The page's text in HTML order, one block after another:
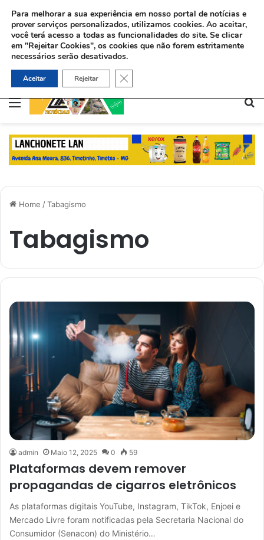
Menu
Home /Tabagismo
Tabagismo
admin Maio 12, 2025 0 59
Plataformas devem remover
propagandas de cigarros eletrônicos
As plataformas digitais YouTube, Instagram, TikTok, Enjoei e
Mercado Livre foram notificadas pela Secretaria Nacional do
Consumidor (Senacon) do Ministério…
Para melhorar a sua experiência em nosso portal de notícias e
prover serviços personalizados, utilizamos cookies. Ao aceitar,
você terá acesso a todas as funcionalidades do site. Se clicar
em "Rejeitar Cookies", os cookies que não forem estritamente
necessários serão desativados.
Aceitar Rejeitar Close GDPR Cookie Banner